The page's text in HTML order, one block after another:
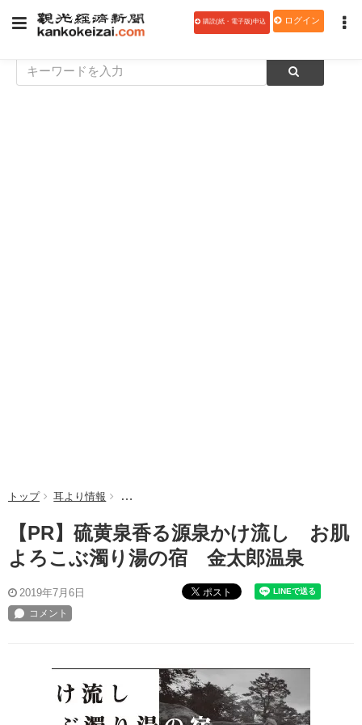
購読(紙・電子版)申込 ログイン
トップ 耳より情報 【PR】硫黄泉香る源泉かけ流し お肌よろこぶ
【PR】硫黄泉香る源泉かけ流し お肌
よろこぶ濁り湯の宿 金太郎温泉
2019年7月6日 ポスト